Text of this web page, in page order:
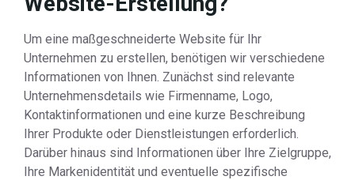
Um eine maßgeschneiderte Website für Ihr
Unternehmen zu erstellen, benötigen wir verschiedene
Informationen von Ihnen. Zunächst sind relevante
Unternehmensdetails wie Firmenname, Logo,
Kontaktinformationen und eine kurze Beschreibung
Ihrer Produkte oder Dienstleistungen erforderlich.
Darüber hinaus sind Informationen über Ihre Zielgruppe,
Ihre Markenidentität und eventuelle spezifische